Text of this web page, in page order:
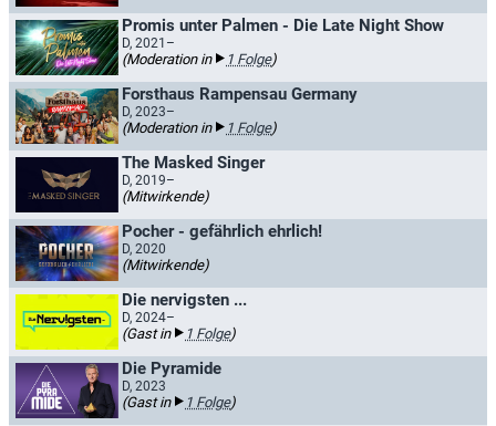
Promis unter Palmen - Die Late Night Show
D, 2021–
(Moderation in 1 Folge)
Forsthaus Rampensau Germany
D, 2023–
(Moderation in 1 Folge)
The Masked Singer
D, 2019–
(Mitwirkende)
Pocher - gefährlich ehrlich!
D, 2020
(Mitwirkende)
Die nervigsten ...
D, 2024–
(Gast in 1 Folge)
Die Pyramide
D, 2023
(Gast in 1 Folge)